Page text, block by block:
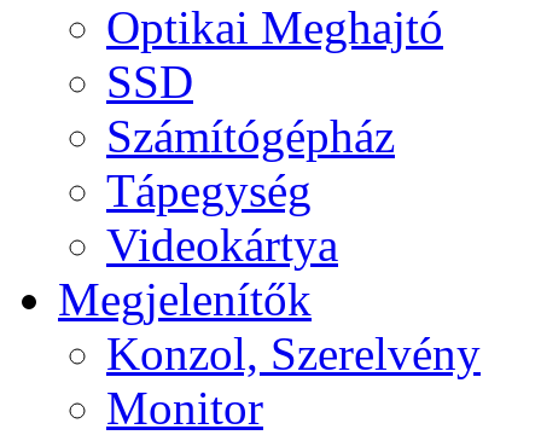
Optikai Meghajtó
SSD
Számítógépház
Tápegység
Videokártya
Megjelenítők
Konzol, Szerelvény
Monitor